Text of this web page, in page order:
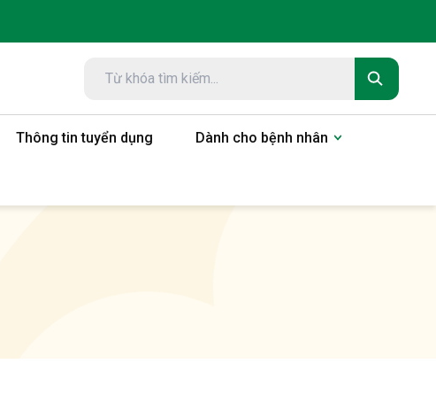
Thông tin tuyển dụng Dành cho bệnh nhân